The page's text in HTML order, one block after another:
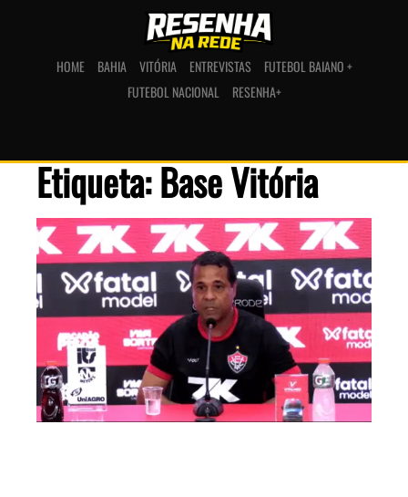
HOME BAHIA VITÓRIA ENTREVISTAS
FUTEBOL BAIANO +
FUTEBOL NACIONAL
RESENHA+
Etiqueta: Base Vitória